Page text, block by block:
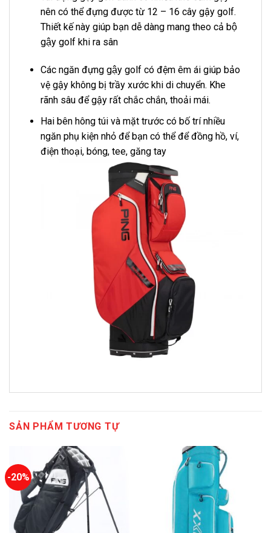
nên có thể đựng được từ 12 – 16 cây gậy golf.
Thiết kế này giúp bạn dễ dàng mang theo cả bộ
gậy golf khi ra sân
Các ngăn đựng gậy golf có đệm êm ái giúp bảo
vệ gậy không bị trầy xước khi di chuyển. Khe
rãnh sâu để gậy rất chắc chắn, thoải mái.
Hai bên hông túi và mặt trước có bố trí nhiều
ngăn phụ kiện nhỏ để bạn có thể để đồng hồ, ví,
điện thoại, bóng, tee, găng tay
SẢN PHẨM TƯƠNG TỰ
-20%